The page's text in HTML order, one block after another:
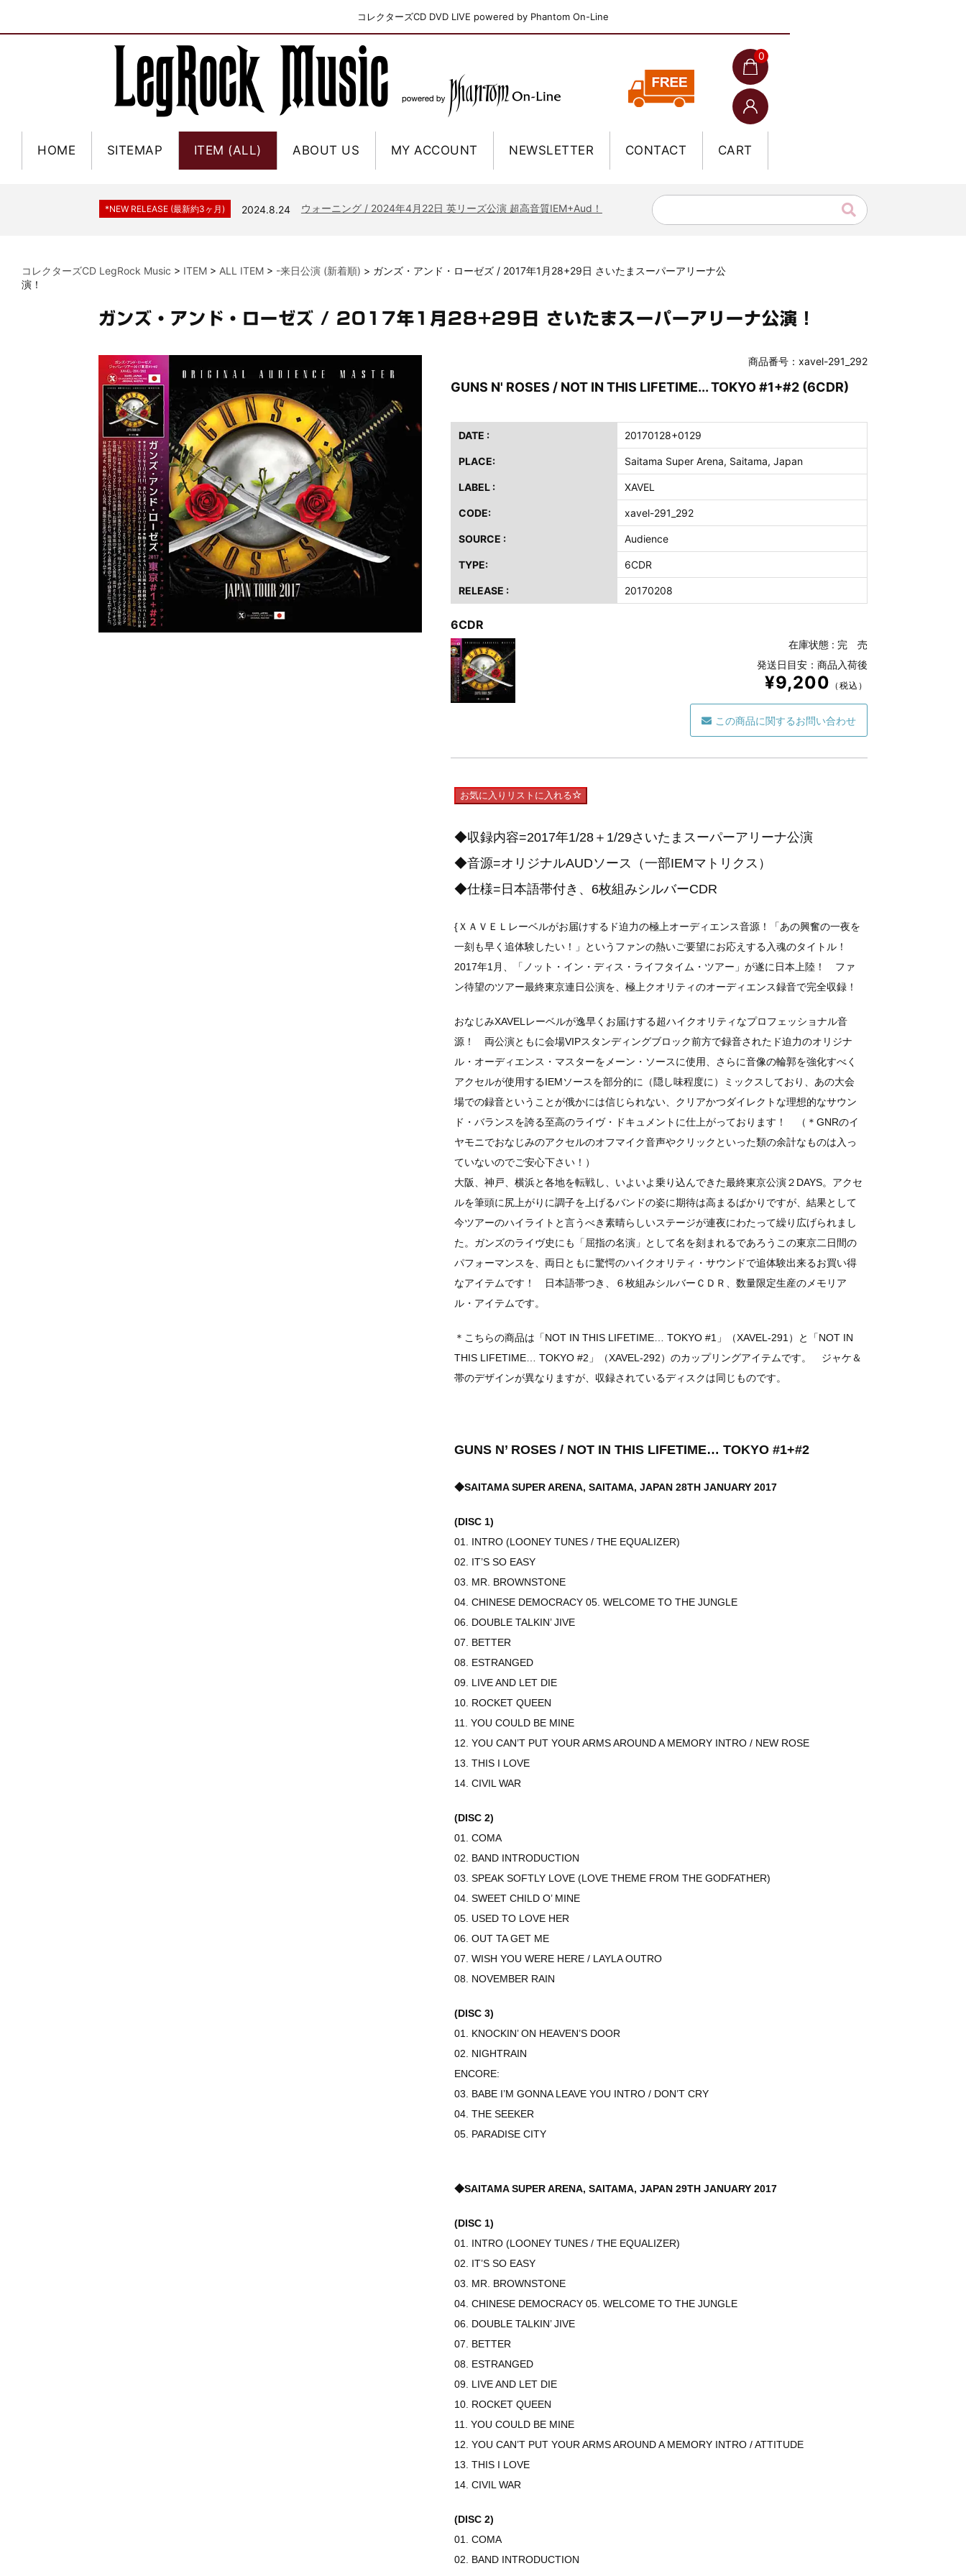
コレクターズCD DVD LIVE powered by Phantom On-Line
0
HOME SITEMAP ITEM (ALL) ABOUT US MY ACCOUNT NEWSLETTER CONTACT CART
*NEW RELEASE (最新約3ヶ月) 2024.6.9 ジャーニー / 1979年5月8+9日 コロラド州 2公演 SBD 完全収録！
*NEW RELEASE (最新約3ヶ月) 2024.8.24 ウォーニング / 2024年4月22日 英リーズ公演 超高音質IEM+Aud！
スコーピオンズ / 2024年6月15日 リスボン公演 FHD 完全収録！
*NEW RELEASE (最新約3ヶ月) 2024.6.9 リアム・ギャラガー / 2024年6月1日 英国シェフィールド公演 完全収録！
*NEW RELEASE (最新約3ヶ月) 2024.6.9 ユーライア・ヒープ / 2023年8月3日 ドイツ W.O.A. 公演 FHD 完全収録！
*NEW RELEASE (最新約3ヶ月) 2024.6.9 ジャーニー / 1979年5月8+9日 コロラド州 2公演 SBD 完全収録！
*NEW RELEASE (最新約3ヶ月) 2024.11.9 NGHFB / 2024年7月28日 フジロック’24公演 超高音質AI-SBD！
*NEW RELEASE (最新約3ヶ月) 2024.8.24 ウォーニング / 2024年4月22日 英リーズ公演 超高音質IEM+Aud！
*NEW RELEASE (最新約3ヶ月) 2024.6.24 ビリー・ジョエル / 2024年3月24日 100Aniv. 米M.S.G公演 完全収録！
*NEW RELEASE (最新約3ヶ月)
2024.6.24
リアム・ギャラガー / 2024年6月3日 カーディフ公演 IEM/AUD 完全収録！
*NEW RELEASE (最新約3ヶ月) 2024.6.24 スコーピオンズ / 2024年6月15日 リスボン公演 FHD 完全収録！
*NEW RELEASE (最新約3ヶ月) 2024.6.20 マネスキン / 2024年6月9日 ドイツ ROCK AM RING 公演 FHD 完全収録！
*NEW RELEASE (最新約3ヶ月) 2024.6.9 リアム・ギャラガー / 2024年6月1日 英国シェフィールド公演 完全収録！
*NEW RELEASE (最新約3ヶ月) 2024.6.9 メガデス / 2023年8月4日 ドイツ W.O.A. 公演 FHD 完全収録！
*NEW RELEASE (最新約3ヶ月) 2024.6.9 ユーライア・ヒープ / 2023年8月3日 ドイツ W.O.A. 公演 FHD 完全収録！
*NEW RELEASE (最新約3ヶ月) 2024.6.9 ジャーニー / 1979年5月8+9日 コロラド州 2公演 SBD 完全収録！
コレクターズCD LegRock Music > ITEM > ALL ITEM > -来日公演 (新着順) > ガンズ・アンド・ローゼズ / 2017年1月28+29日 さいたまスーパーアリーナ公
演！
ガンズ・アンド・ローゼズ / 2017年1月28+29日 さいたまスーパーアリーナ公演！
商品番号：xavel-291_292
GUNS N' ROSES / NOT IN THIS LIFETIME... TOKYO #1+#2 (6CDR)
DATE : 20170128+0129
PLACE: Saitama Super Arena, Saitama, Japan
LABEL : XAVEL
CODE: xavel-291_292
SOURCE : Audience
TYPE: 6CDR
RELEASE : 20170208
6CDR
在庫状態 : 完 売
発送日目安：商品入荷後
¥9,200 （税込）
この商品に関するお問い合わせ
お気に入りリストに入れる
◆収録内容=2017年1/28＋1/29さいたまスーパーアリーナ公演
◆音源=オリジナルAUDソース（一部IEMマトリクス）
◆仕様=日本語帯付き、6枚組みシルバーCDR
{ＸＡＶＥＬレーベルがお届けするド迫力の極上オーディエンス音源！「あの興奮の一夜を
一刻も早く追体験したい！」というファンの熱いご要望にお応えする入魂のタイトル！
2017年1月、「ノット・イン・ディス・ライフタイム・ツアー」が遂に日本上陸！ ファ
ン待望のツアー最終東京連日公演を、極上クオリティのオーディエンス録音で完全収録！
おなじみXAVELレーベルが逸早くお届けする超ハイクオリティなプロフェッショナル音
源！ 両公演ともに会場VIPスタンディングブロック前方で録音されたド迫力のオリジナ
ル・オーディエンス・マスターをメーン・ソースに使用、さらに音像の輪郭を強化すべく
アクセルが使用するIEMソースを部分的に（隠し味程度に）ミックスしており、あの大会
場での録音ということが俄かには信じられない、クリアかつダイレクトな理想的なサウン
ド・バランスを誇る至高のライヴ・ドキュメントに仕上がっております！ （＊GNRのイ
ヤモニでおなじみのアクセルのオフマイク音声やクリックといった類の余計なものは入っ
ていないのでご安心下さい！）
大阪、神戸、横浜と各地を転戦し、いよいよ乗り込んできた最終東京公演２DAYS。アクセ
ルを筆頭に尻上がりに調子を上げるバンドの姿に期待は高まるばかりですが、結果として
今ツアーのハイライトと言うべき素晴らしいステージが連夜にわたって繰り広げられまし
た。ガンズのライヴ史にも「屈指の名演」として名を刻まれるであろうこの東京二日間の
パフォーマンスを、両日ともに驚愕のハイクオリティ・サウンドで追体験出来るお買い得
なアイテムです！ 日本語帯つき、６枚組みシルバーＣＤＲ、数量限定生産のメモリア
ル・アイテムです。
＊こちらの商品は「NOT IN THIS LIFETIME… TOKYO #1」（XAVEL-291）と「NOT IN
THIS LIFETIME… TOKYO #2」（XAVEL-292）のカップリングアイテムです。 ジャケ＆
帯のデザインが異なりますが、収録されているディスクは同じものです。
GUNS N’ ROSES / NOT IN THIS LIFETIME… TOKYO #1+#2
◆SAITAMA SUPER ARENA, SAITAMA, JAPAN 28TH JANUARY 2017
(DISC 1)
01. INTRO (LOONEY TUNES / THE EQUALIZER)
02. IT’S SO EASY
03. MR. BROWNSTONE
04. CHINESE DEMOCRACY 05. WELCOME TO THE JUNGLE
06. DOUBLE TALKIN’ JIVE
07. BETTER
08. ESTRANGED
09. LIVE AND LET DIE
10. ROCKET QUEEN
11. YOU COULD BE MINE
12. YOU CAN’T PUT YOUR ARMS AROUND A MEMORY INTRO / NEW ROSE
13. THIS I LOVE
14. CIVIL WAR
(DISC 2)
01. COMA
02. BAND INTRODUCTION
03. SPEAK SOFTLY LOVE (LOVE THEME FROM THE GODFATHER)
04. SWEET CHILD O’ MINE
05. USED TO LOVE HER
06. OUT TA GET ME
07. WISH YOU WERE HERE / LAYLA OUTRO
08. NOVEMBER RAIN
(DISC 3)
01. KNOCKIN’ ON HEAVEN’S DOOR
02. NIGHTRAIN
ENCORE:
03. BABE I’M GONNA LEAVE YOU INTRO / DON’T CRY
04. THE SEEKER
05. PARADISE CITY
◆SAITAMA SUPER ARENA, SAITAMA, JAPAN 29TH JANUARY 2017
(DISC 1)
01. INTRO (LOONEY TUNES / THE EQUALIZER)
02. IT’S SO EASY
03. MR. BROWNSTONE
04. CHINESE DEMOCRACY 05. WELCOME TO THE JUNGLE
06. DOUBLE TALKIN’ JIVE
07. BETTER
08. ESTRANGED
09. LIVE AND LET DIE
10. ROCKET QUEEN
11. YOU COULD BE MINE
12. YOU CAN’T PUT YOUR ARMS AROUND A MEMORY INTRO / ATTITUDE
13. THIS I LOVE
14. CIVIL WAR
(DISC 2)
01. COMA
02. BAND INTRODUCTION